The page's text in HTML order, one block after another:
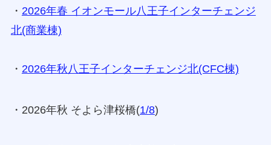
・ 2026年春 イオンモール八王子インターチェンジ
北(商業棟)
・ 2026年秋八王子インターチェンジ北(CFC棟)
・2026年秋 そよら津桜橋(1/8)